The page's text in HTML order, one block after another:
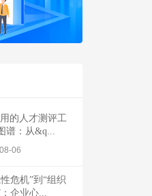
的人才测评工
谱：从&q...
06
危机”到“组织
企业心...